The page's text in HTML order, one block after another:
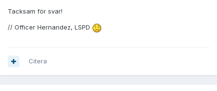
Tacksam för svar!
// Officer Hernandez, LSPD
Citera